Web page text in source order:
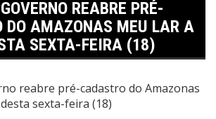
REABRE PRÉ-
DO AMAZONAS MEU LAR A
SEXTA-FEIRA (18)